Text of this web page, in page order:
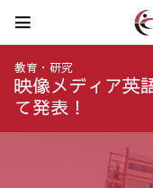
教育・研究
映像メディア英
て発表！